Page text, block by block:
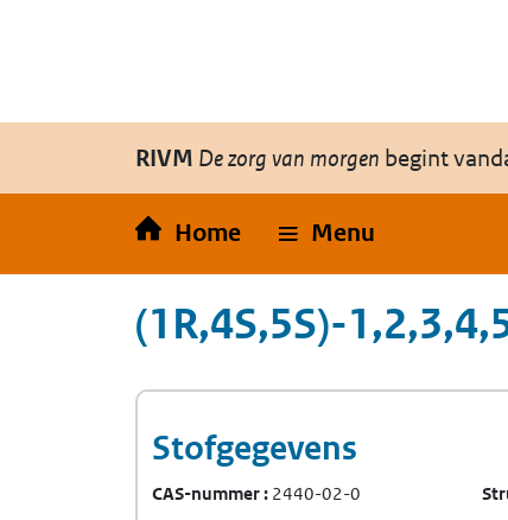
RIVM De zorg van morgen begint
Home Menu
(1R,4S,5S)-
Stofgegevens
CAS-nummer 2440-02-0